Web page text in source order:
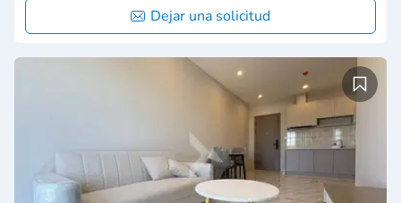
Dejar una solicitud